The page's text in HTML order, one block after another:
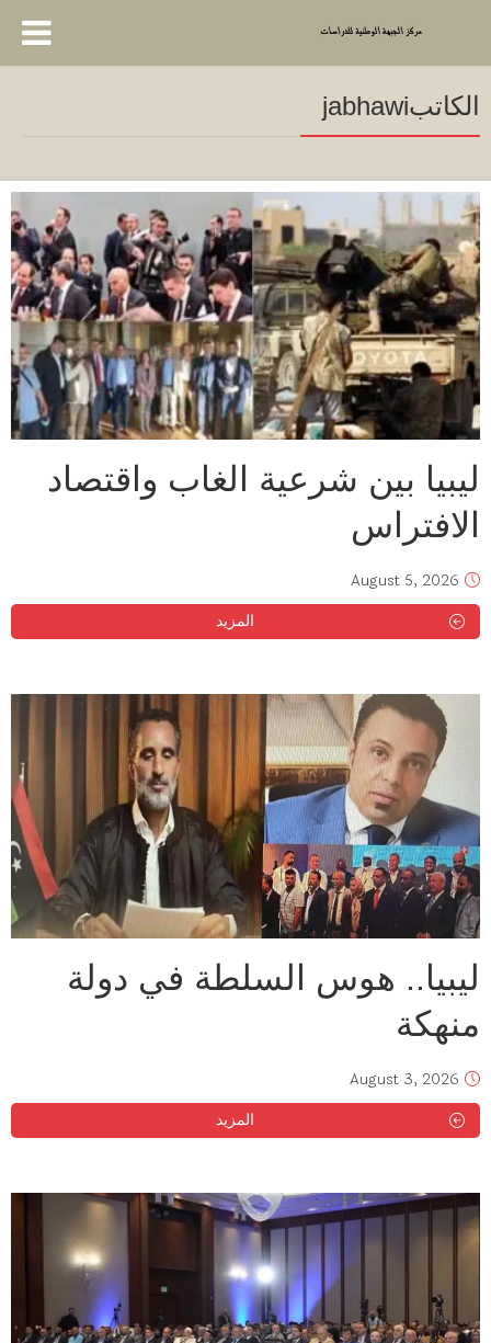
الكاتبjabhawi
ليبيا بين شرعية الغاب واقتصاد
الافتراس
August 5, 2026
المزيد
ليبيا.. هوس السلطة في دولة
منهكة
August 3, 2026
المزيد